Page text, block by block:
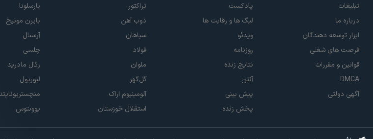
تبلیغات
درباره ما
ابزار توسعه دهندگان
فرصت های شغلی
قوانین و مقررات
DMCA
آگهی دولتی
پادکست
لیگ ها و رقابت ها
ویدئو
روزنامه
نتایج زنده
آنتن
پیش بینی
پخش زنده
تراکتور
ذوب آهن
سپاهان
فولاد
ملوان
گل‌گهر
آلومینیوم اراک
استقلال خوزستان
بارسلونا
بایرن مونیخ
آرسنال
چلسی
رئال مادرید
لیورپول
یوونتوس